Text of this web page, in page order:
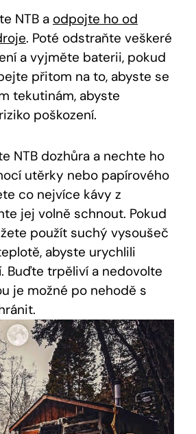
NTB a odpojte ho od
. Poté odstraňte veškeré
a vyjměte baterii, pokud
přitom na to, abyste se
tekutinám, abyste
poškození.
NTB dozhůra a nechte ho
utěrky nebo papírového
co nejvíce kávy z
jej volně schnout. Pokud
použít suchý vysoušeč
abyste urychlili
Buďte trpěliví a nedovolte
je možné po nehodě s